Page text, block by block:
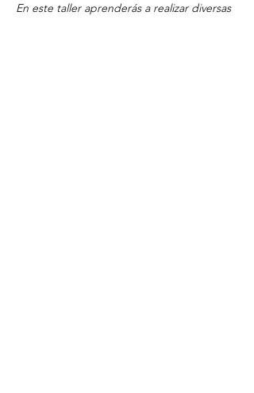
En este taller aprenderás a realizar diversas